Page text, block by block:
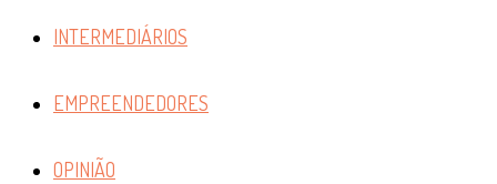
INTERMEDIÁRIOS
EMPREENDEDORES
OPINIÃO